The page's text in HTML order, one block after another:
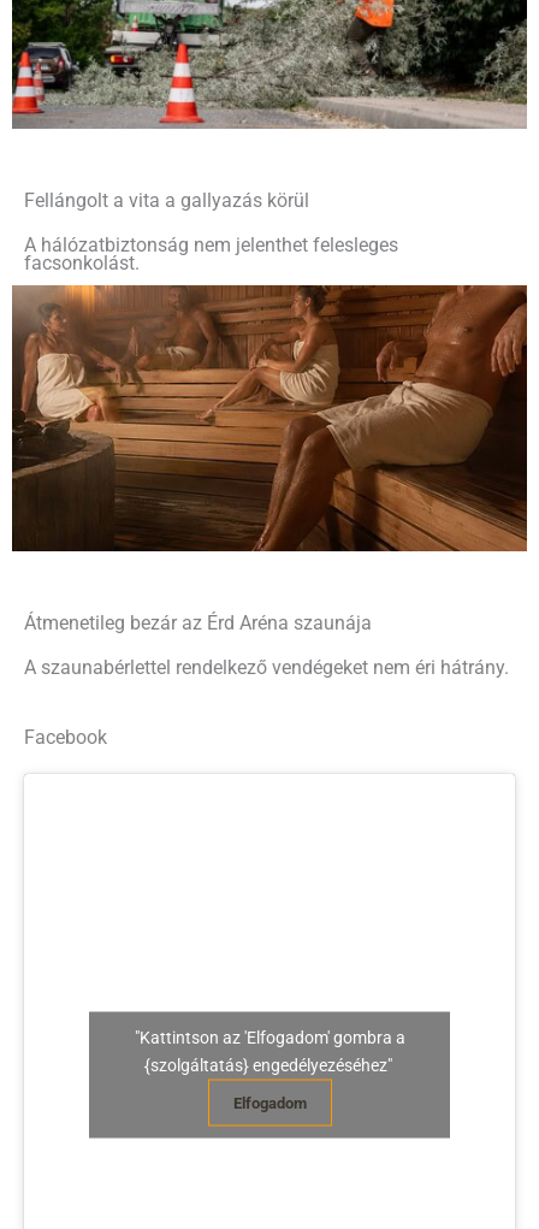
Fellángolt a vita a gallyazás körül
A hálózatbiztonság nem jelenthet felesleges
facsonkolást.
Átmenetileg bezár az Érd Aréna szaunája
A szaunabérlettel rendelkező vendégeket nem éri hátrány.
Facebook
"Kattintson az 'Elfogadom' gombra a
{szolgáltatás} engedélyezéséhez"
Elfogadom